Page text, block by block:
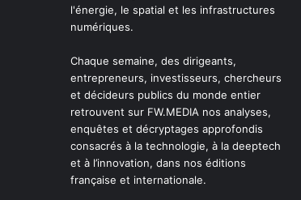
l'énergie, le spatial et les infrastructures
numériques.
Chaque semaine, des dirigeants,
entrepreneurs, investisseurs, chercheurs
et décideurs publics du monde entier
retrouvent sur FW.MEDIA nos analyses,
enquêtes et décryptages approfondis
consacrés à la technologie, à la deeptech
et à l’innovation, dans nos éditions
française et internationale.